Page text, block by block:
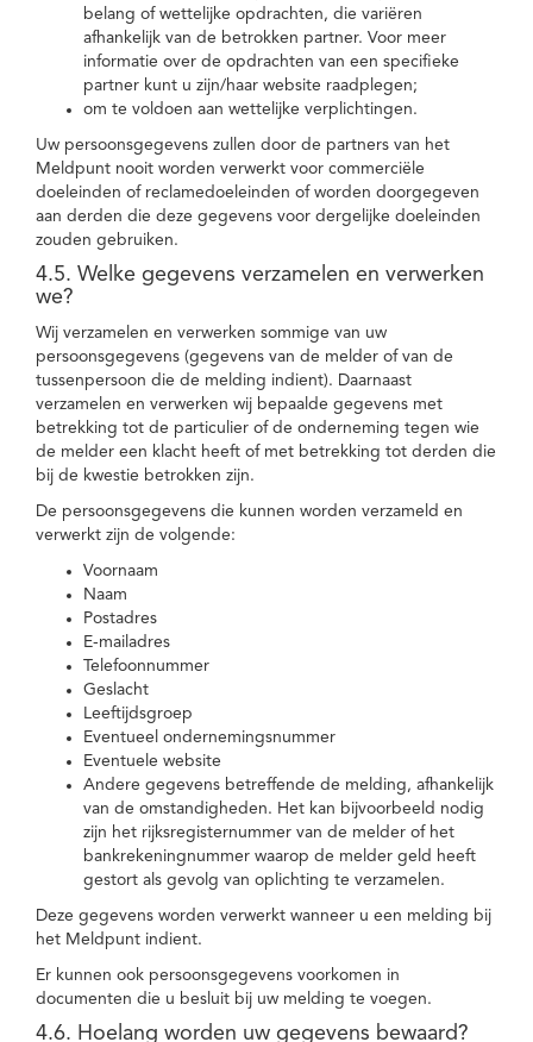
belang of wettelijke opdrachten, die variëren
afhankelijk van de betrokken partner. Voor meer
informatie over de opdrachten van een specifieke
partner kunt u zijn/haar website raadplegen;
om te voldoen aan wettelijke verplichtingen.
Uw persoonsgegevens zullen door de partners van het
Meldpunt nooit worden verwerkt voor commerciële
doeleinden of reclamedoeleinden of worden doorgegeven
aan derden die deze gegevens voor dergelijke doeleinden
zouden gebruiken.
4.5. Welke gegevens verzamelen en verwerken
we?
Wij verzamelen en verwerken sommige van uw
persoonsgegevens (gegevens van de melder of van de
tussenpersoon die de melding indient). Daarnaast
verzamelen en verwerken wij bepaalde gegevens met
betrekking tot de particulier of de onderneming tegen wie
de melder een klacht heeft of met betrekking tot derden die
bij de kwestie betrokken zijn.
De persoonsgegevens die kunnen worden verzameld en
verwerkt zijn de volgende:
Voornaam
Naam
Postadres
E-mailadres
Telefoonnummer
Geslacht
Leeftijdsgroep
Eventueel ondernemingsnummer
Eventuele website
Andere gegevens betreffende de melding, afhankelijk
van de omstandigheden. Het kan bijvoorbeeld nodig
zijn het rijksregisternummer van de melder of het
bankrekeningnummer waarop de melder geld heeft
gestort als gevolg van oplichting te verzamelen.
Deze gegevens worden verwerkt wanneer u een melding bij
het Meldpunt indient.
Er kunnen ook persoonsgegevens voorkomen in
documenten die u besluit bij uw melding te voegen.
4.6. Hoelang worden uw gegevens bewaard?